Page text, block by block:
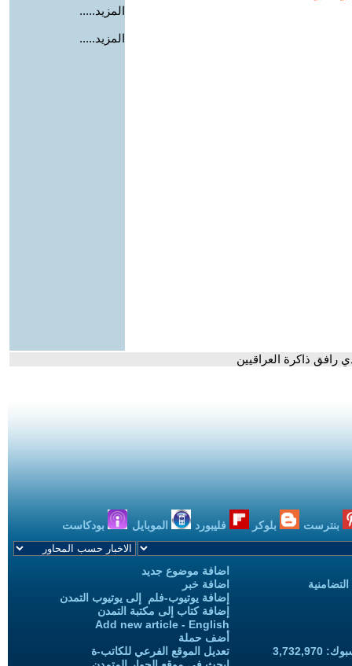
المزيد.....
المزيد.....
ذاكرة العراقيين
بنترست بلوكر فليبورد الموبايل بودكاست
اضافة موضوع جديد
اضافة خبر
إضافة يوتيوب-فلم إلى يوتيوب التمدن
إضافة كتاب إلى مكتبة التمدن
Add new article - English
أضف حملة
تعديل الموقع الفرعي للكاتب-ة